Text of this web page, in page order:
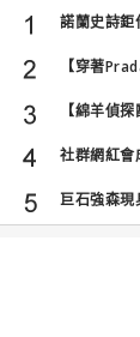
諾蘭史詩鉅
【穿著
【綿羊偵
社群網紅會
巨石強森
子...